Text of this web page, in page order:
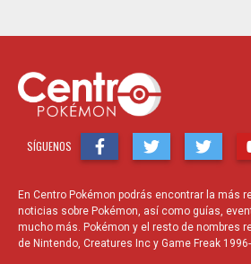
SÍGUENOS
En Centro Pokémon podrás encontrar la más
noticias sobre Pokémon, así como guías,
mucho más. Pokémon y el resto de nombres
de Nintendo, Creatures Inc y Game Freak